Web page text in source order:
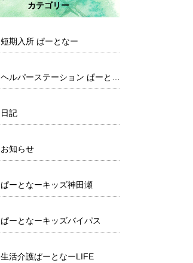
カテゴリー
短期入所 ぱーとなー
日記
お知らせ
ぱーとなーキッズ神田瀬
ぱーとなーキッズバイパス
生活介護ぱーとなーLIFE